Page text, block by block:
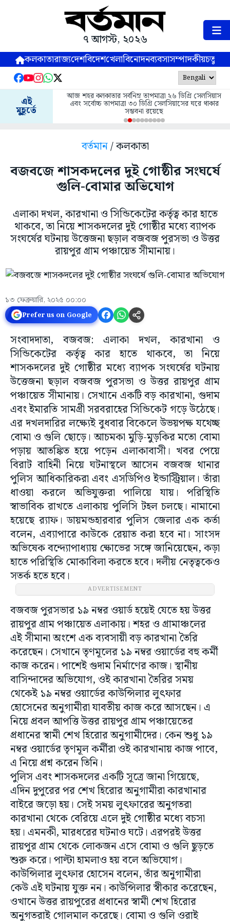
৭ আগস্ট, ২০২৬
কলকাতারাজ্যদেশবিদেশখেলাবিনোদনব্যবসাসম্পাদকীয়
এই
মুহূর্তে
আজ শহর কলকাতার সর্বনিম্ন তাপমাত্রা ২৬ ডিগ্রি সেলসিয়াস
এবং সর্বোচ্চ তাপমাত্রা ৩০ ডিগ্রি সেলসিয়াসের ঘরে থাকার
সম্ভবনা রয়েছে
বর্তমান/ কলকাতা
বজবজে শাসকদলের দুই গোষ্ঠীর সংঘর্ষে
গুলি-বোমার অভিযোগ
এলাকা দখল, কারখানা ও সিন্ডিকেটের কর্তৃত্ব কার হাতে
থাকবে, তা নিয়ে শাসকদলের দুই গোষ্ঠীর মধ্যে ব্যাপক
সংঘর্ষের ঘটনায় উত্তেজনা ছড়াল বজবজ পুরসভা ও উত্তর
রায়পুর গ্রাম পঞ্চায়েত সীমানায়।
১৩ ফেব্রুয়ারি, ২০২৫ ০০:০০
Prefer us on Google
সংবাদদাতা, বজবজ: এলাকা দখল, কারখানা ও
সিন্ডিকেটের কর্তৃত্ব কার হাতে থাকবে, তা নিয়ে
শাসকদলের দুই গোষ্ঠীর মধ্যে ব্যাপক সংঘর্ষের ঘটনায়
উত্তেজনা ছড়াল বজবজ পুরসভা ও উত্তর রায়পুর গ্রাম
পঞ্চায়েত সীমানায়। সেখানে একটি বড় কারখানা, গুদাম
এবং ইমারতি সামগ্রী সরবরাহের সিন্ডিকেট গড়ে উঠেছে।
এর দখলদারির লক্ষ্যেই বুধবার বিকেলে উভয়পক্ষ যথেচ্ছ
বোমা ও গুলি ছোড়ে। আচমকা মুড়ি-মুড়কির মতো বোমা
পড়ায় আতঙ্কিত হয়ে পড়েন এলাকাবাসী। খবর পেয়ে
বিরাট বাহিনী নিয়ে ঘটনাস্থলে আসেন বজবজ থানার
পুলিস আধিকারিকরা এবং এসডিপিও ইন্ডাস্ট্রিয়াল। তাঁরা
ধাওয়া করলে অভিযুক্তরা পালিয়ে যায়। পরিস্থিতি
স্বাভাবিক রাখতে এলাকায় পুলিসি টহল চলছে। নামানো
হয়েছে র‌্যাফ। ডায়মন্ডহারবার পুলিস জেলার এক কর্তা
বলেন, এব্যাপারে কাউকে রেয়াত করা হবে না। সাংসদ
অভিষেক বন্দ্যোপাধ্যায় ক্ষোভের সঙ্গে জানিয়েছেন, কড়া
হাতে পরিস্থিতি মোকাবিলা করতে হবে। দলীয় নেতৃত্বকেও
সতর্ক হতে হবে।
ADVERTISEMENT
বজবজ পুরসভার ১৯ নম্বর ওয়ার্ড হয়েই যেতে হয় উত্তর
রায়পুর গ্রাম পঞ্চায়েত এলাকায়। শহর ও গ্রামাঞ্চলের
এই সীমানা অংশে এক ব্যবসায়ী বড় কারখানা তৈরি
করেছেন। সেখানে তৃণমূলের ১৯ নম্বর ওয়ার্ডের বহু কর্মী
কাজ করেন। পাশেই গুদাম নির্মাণের কাজ। স্থানীয়
বাসিন্দাদের অভিযোগ, ওই কারখানা তৈরির সময়
থেকেই ১৯ নম্বর ওয়ার্ডের কাউন্সিলার লুৎফার
হোসেনের অনুগামীরা যাবতীয় কাজ করে আসছেন। এ
নিয়ে প্রবল আপত্তি উত্তর রায়পুর গ্রাম পঞ্চায়েতের
প্রধানের স্বামী শেখ হিরোর অনুগামীদের। কেন শুধু ১৯
নম্বর ওয়ার্ডের তৃণমূল কর্মীরা ওই কারখানায় কাজ পাবে,
এ নিয়ে প্রশ্ন করেন তিনি।
পুলিস এবং শাসকদলের একটি সূত্রে জানা গিয়েছে,
এদিন দুপুরের পর শেখ হিরোর অনুগামীরা কারখানার
বাইরে জড়ো হয়। সেই সময় লুৎফারের অনুগতরা
কারখানা থেকে বেরিয়ে এলে দুই গোষ্ঠীর মধ্যে বচসা
হয়। এমনকী, মারধরের ঘটনাও ঘটে। এরপরই উত্তর
রায়পুর গ্রাম থেকে লোকজন এসে বোমা ও গুলি ছুড়তে
শুরু করে। পাল্টা হামলাও হয় বলে অভিযোগ।
কাউন্সিলার লুৎফার হোসেন বলেন, তাঁর অনুগামীরা
কেউ এই ঘটনায় যুক্ত নন। কাউন্সিলার স্বীকার করেছেন,
ওখানে উত্তর রায়পুরের প্রধানের স্বামী শেখ হিরোর
অনুগতরাই গোলমাল করেছে। বোমা ও গুলি ওরাই